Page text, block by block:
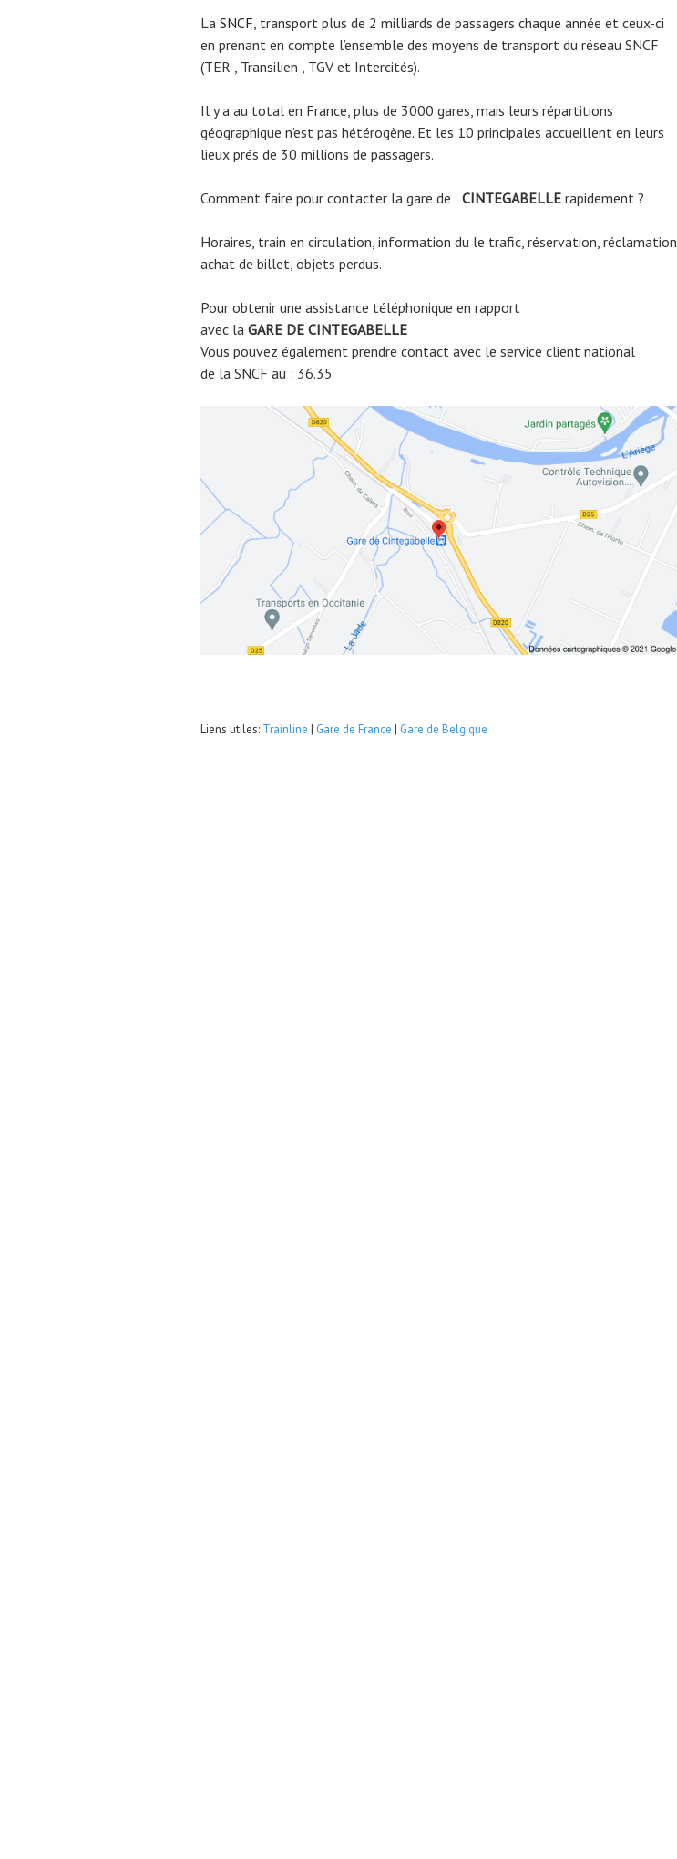
La SNCF, transport plus de 2 milliards de passagers chaque année et ceux-ci
en prenant en compte l’ensemble des moyens de transport du réseau SNCF
(TER , Transilien , TGV et Intercités).
Il y a au total en France, plus de 3000 gares, mais leurs répartitions
géographique n’est pas hétérogène. Et les 10 principales accueillent en leurs
lieux prés de 30 millions de passagers.
Comment faire pour contacter la gare de CINTEGABELLE rapidement ?
Horaires, train en circulation, information du le trafic, réservation, réclamation
achat de billet, objets perdus.
Pour obtenir une assistance téléphonique en rapport
avec la GARE DE CINTEGABELLE
Vous pouvez également prendre contact avec le service client national
de la SNCF au : 36.35
Liens utiles: Trainline | Gare de France | Gare de Belgique